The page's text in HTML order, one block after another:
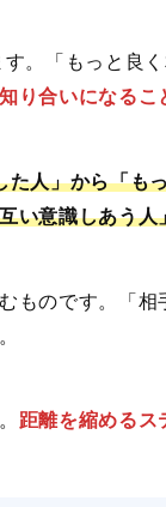
。「もっと良
知り合いになる
人」から「も
い意識しあう人
ものです。「
距離を縮めるス